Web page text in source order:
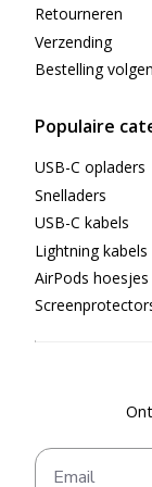
Retourneren
Verzending
Bestelling volgen
Populaire
USB-C opladers
Snelladers
USB-C kabels
Lightning kabels
AirPods hoesjes